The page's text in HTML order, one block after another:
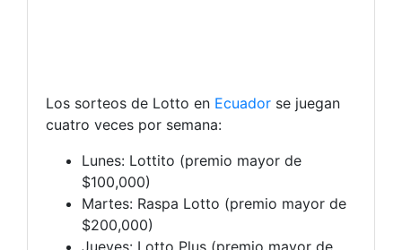
Los sorteos de Lotto en Ecuador se juegan
cuatro veces por semana:
Lunes: Lottito (premio mayor de
$100,000)
Martes: Raspa Lotto (premio mayor de
$200,000)